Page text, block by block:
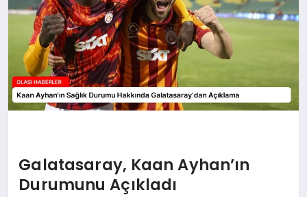
Galatasaray, Kaan Ayhan’ın
Durumunu Açıkladı